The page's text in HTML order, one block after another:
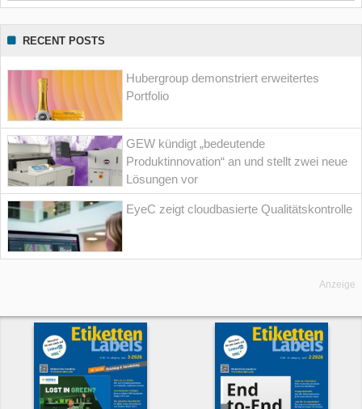
RECENT POSTS
Hubergroup demonstriert erweitertes
Portfolio
GEW kündigt „bedeutende
Produktinnovation“ an und stellt zwei neue
Lösungen vor
EyeC zeigt cloudbasierte Qualitätskontrolle
Anzeige